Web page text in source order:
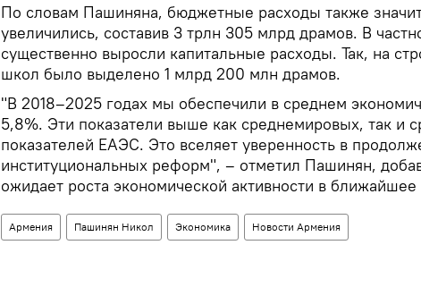
По словам Пашиняна, бюджетные расходы также
увеличились, составив 3 трлн 305 млрд драмов. В
существенно выросли капитальные расходы. Так, на
школ было выделено 1 млрд 200 млн драмов.
"В 2018–2025 годах мы обеспечили в среднем
5,8%. Эти показатели выше как среднемировых, так и
показателей ЕАЭС. Это вселяет уверенность в
институциональных реформ", – отметил Пашинян,
ожидает роста экономической активности в ближайшее
Армения Пашинян Никол Экономика Новости Армения